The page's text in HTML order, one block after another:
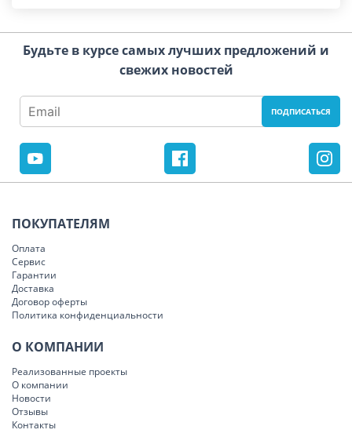
Будьте в курсе самых лучших предложений и
свежих новостей
ПОКУПАТЕЛЯМ
Оплата
Сервис
Гарантии
Доставка
Договор оферты
Политика конфиденциальности
О КОМПАНИИ
Реализованные проекты
О компании
Новости
Отзывы
Контакты